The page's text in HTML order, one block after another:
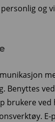
og
Benyttes
brukere
E-